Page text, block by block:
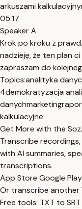
arkuszami
05:17
Speaker A
Krok po kroku z
nadzieję, że ten plan
zapraszam do
Topics:analityka
4demokratyzacja
danychmarketing
kalkulacyjne
Get More with the
Transcribe
with AI summaries,
transcriptions.
App Store Google Play
Or transcribe another
Free tools: TXT to SRT